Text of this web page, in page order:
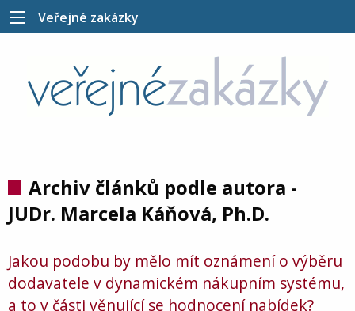
Veřejné zakázky
Archiv článků podle autora -
JUDr. Marcela Káňová, Ph.D.
Jakou podobu by mělo mít oznámení o výběru
dodavatele v dynamickém nákupním systému,
a to v části věnující se hodnocení nabídek?